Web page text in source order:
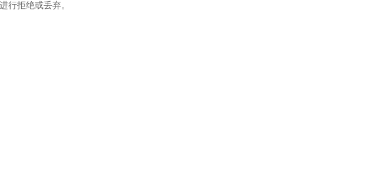
行拒绝或丢弃。